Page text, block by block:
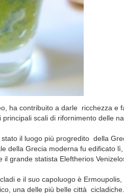
ha contribuito a darle ricchezza e
scali di rifornimento delle
il luogo più progredito della
della Grecia moderna fu edificato
grande statista Eleftherios
e il suo capoluogo è
una delle più belle città